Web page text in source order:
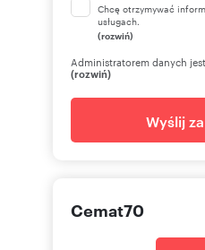
Chcę otrzymywać
usługach.
(rozwiń)
Administratorem danych
(rozwiń)
Wyślij
Cemat70